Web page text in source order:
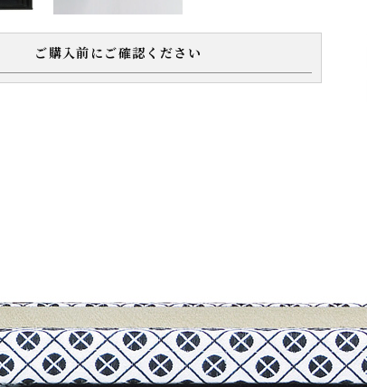
ご購入前にご確認ください